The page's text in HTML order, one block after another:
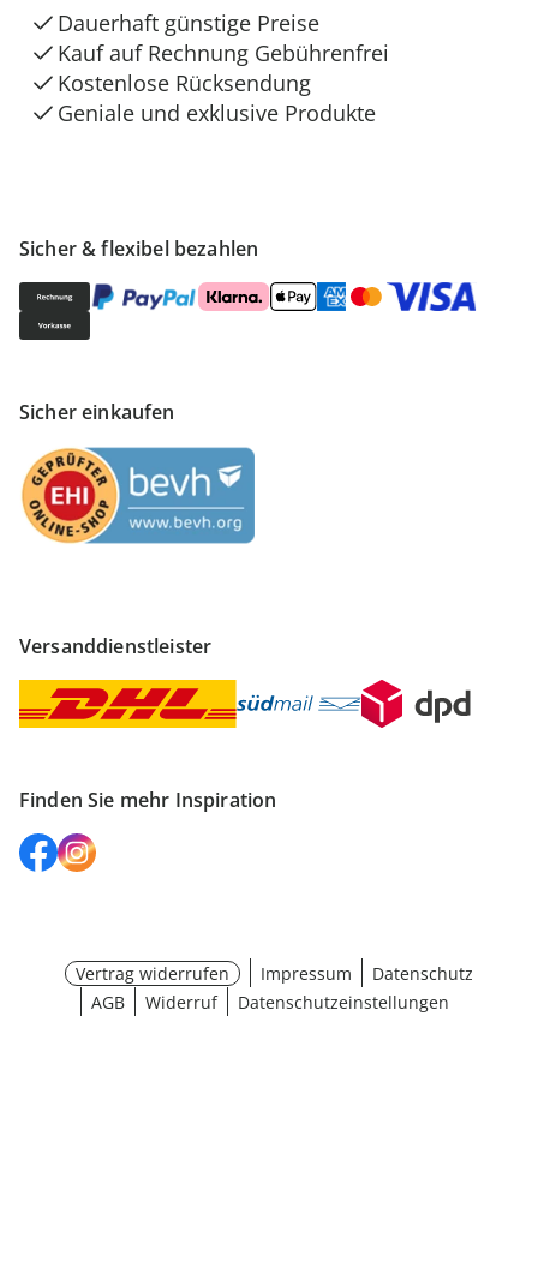
Sicher & flexibel bezahlen
Sicher einkaufen
Versanddienstleister
Finden Sie mehr Inspiration
Dauerhaft günstige Preise
Kauf auf Rechnung Gebührenfrei
Kostenlose Rücksendung
Geniale und exklusive Produkte
Vertrag widerrufen Impressum
Datenschutz
AGB
Widerruf Datenschutzeinstellungen